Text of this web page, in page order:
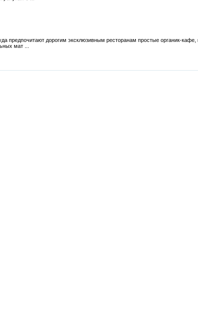
предпочитают дорогим эксклюзивным ресторанам простые органик-
мат ...